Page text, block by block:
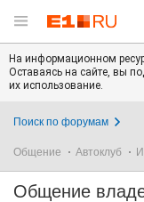
На информационном
Оставаясь на сайте, вы
их использование.
Поиск по форумам
Общение Автоклуб
Общение